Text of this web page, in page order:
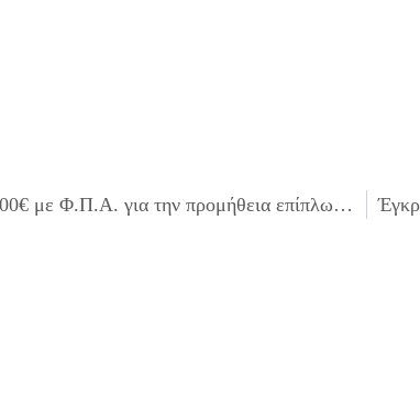
Έγκριση πίστωσης ποσού 3.000,00€ με Φ.Π.Α. για την προμήθεια επίπλων για το καλλιτεχνικό καφενείο